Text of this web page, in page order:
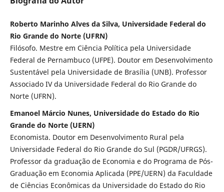
Roberto Marinho Alves da Silva, Universidade Federal do
Rio Grande do Norte (UFRN)
Filósofo. Mestre em Ciência Política pela Universidade
Federal de Pernambuco (UFPE). Doutor em Desenvolvimento
Sustentável pela Universidade de Brasília (UNB). Professor
Associado IV da Universidade Federal do Rio Grande do
Norte (UFRN).
Emanoel Márcio Nunes, Universidade do Estado do Rio
Grande do Norte (UERN)
Economista. Doutor em Desenvolvimento Rural pela
Universidade Federal do Rio Grande do Sul (PGDR/UFRGS).
Professor da graduação de Economia e do Programa de Pós-
Graduação em Economia Aplicada (PPE/UERN) da Faculdade
de Ciências Econômicas da Universidade do Estado do Rio